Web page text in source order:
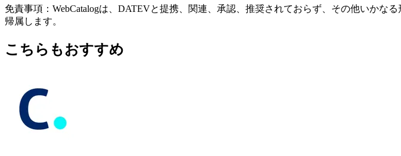
免責事項：WebCatalogは、DATEVと提携、関連、承認、推奨されておらず、その他いか
帰属します。
こちらもおすすめ